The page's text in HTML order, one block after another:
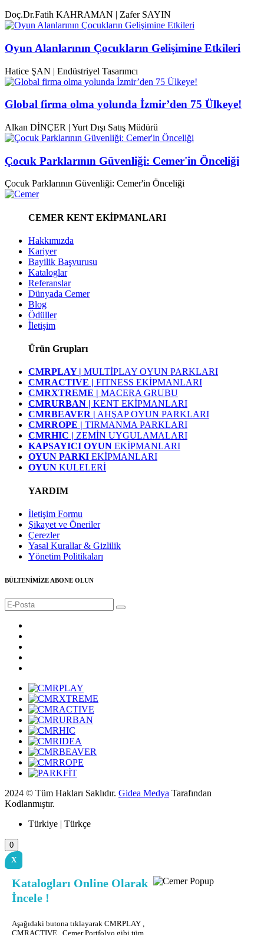
Doç.Dr.Fatih KAHRAMAN | Zafer SAYIN
Oyun Alanlarının Çocukların Gelişimine Etkileri
Hatice ŞAN | Endüstriyel Tasarımcı
Global firma olma yolunda İzmir’den 75 Ülkeye!
Alkan DİNÇER | Yurt Dışı Satış Müdürü
Çocuk Parklarının Güvenliği: Cemer'in Önceliği
Çocuk Parklarının Güvenliği: Cemer'in Önceliği
CEMER KENT EKİPMANLARI
Hakkımızda
Kariyer
Bayilik Başvurusu
Kataloglar
Referanslar
Dünyada Cemer
Blog
Ödüller
İletişim
Ürün Grupları
CMRPLAY | MULTİPLAY OYUN PARKLARI
CMRACTIVE | FITNESS EKİPMANLARI
CMRXTREME | MACERA GRUBU
CMRURBAN | KENT EKİPMANLARI
CMRBEAVER | AHŞAP OYUN PARKLARI
CMRROPE | TIRMANMA PARKLARI
CMRHIC | ZEMİN UYGULAMALARI
KAPSAYICI OYUN EKİPMANLARI
OYUN PARKI EKİPMANLARI
OYUN KULELERİ
YARDIM
İletişim Formu
Şikayet ve Öneriler
Çerezler
Yasal Kurallar & Gizlilik
Yönetim Politikaları
BÜLTENİMİZE ABONE OLUN
2024 © Tüm Hakları Saklıdır. Gidea Medya Tarafından
Kodlanmıştır.
Türkiye | Türkçe
0
X
Katalogları Online Olarak
İncele !
Aşağıdaki butona tıklayarak CMRPLAY ,
CMRACTIVE , Cemer Portfolyo gibi tüm